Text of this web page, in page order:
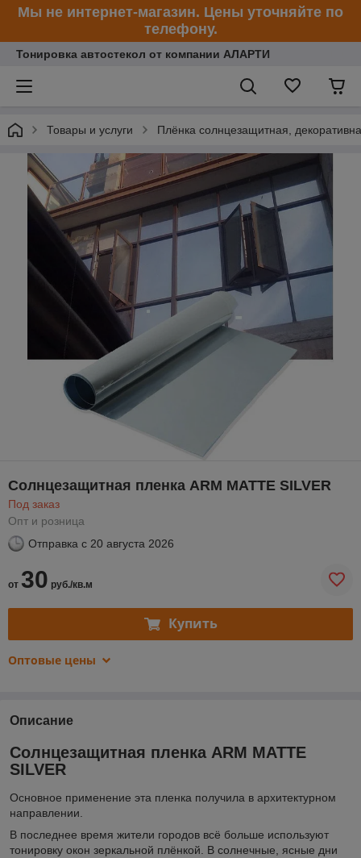
Мы не интернет-магазин. Цены уточняйте по
телефону.
Тонировка автостекол от компании АЛАРТИ
Товары и услуги Плёнка солнцезащитная,
Солнцезащитная пленка ARM MATTE SILVER
Под заказ
Опт и розница
Отправка с 20 августа 2026
от 30 руб./кв.м
Купить
Оптовые цены
Описание
Солнцезащитная пленка ARM MATTE
SILVER
Основное применение эта пленка получила в архитектурном
направлении.
В последнее время жители городов всё больше используют
тонировку окон зеркальной плёнкой. В солнечные, ясные дни